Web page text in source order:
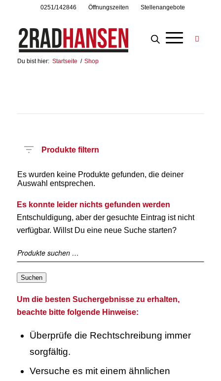
0251/142846 Öffnungszeiten Stellenangebote
Du bist hier: Startseite / Shop
Produkte filtern
Es wurden keine Produkte gefunden, die deiner
Auswahl entsprechen.
Es konnte leider nichts gefunden werden
Entschuldigung, aber der gesuchte Eintrag ist nicht
verfügbar. Willst Du eine neue Suche starten?
Suchen
Um die besten Suchergebnisse zu erhalten,
beachte bitte folgende Hinweise:
Überprüfe die Rechtschreibung immer
sorgfältig.
Versuche es mit einem ähnlichen